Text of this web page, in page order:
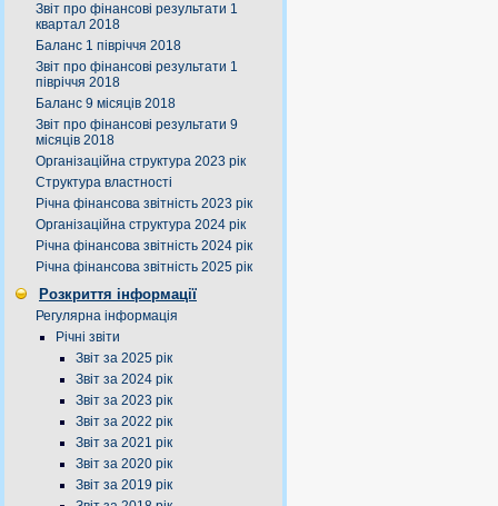
Звіт про фінансові результати 1
квартал 2018
Баланс 1 півріччя 2018
Звіт про фінансові результати 1
півріччя 2018
Баланс 9 місяців 2018
Звіт про фінансові результати 9
місяців 2018
Організаційна структура 2023 рік
Структура властності
Річна фінансова звітність 2023 рік
Організаційна структура 2024 рік
Річна фінансова звітність 2024 рік
Річна фінансова звітність 2025 рік
Розкриття інформації
Регулярна інформація
Річні звіти
Звіт за 2025 рік
Звіт за 2024 рік
Звіт за 2023 рік
Звіт за 2022 рік
Звіт за 2021 рік
Звіт за 2020 рік
Звіт за 2019 рік